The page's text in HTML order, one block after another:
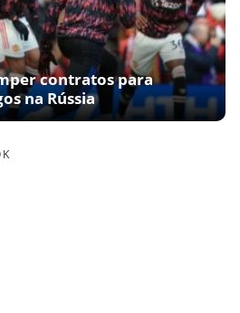
contratos para
na Rússia